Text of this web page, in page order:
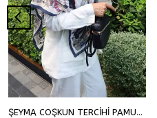
ŞEYMA COŞKUN TERCİHİ PAMUK KRAŞ ŞAL